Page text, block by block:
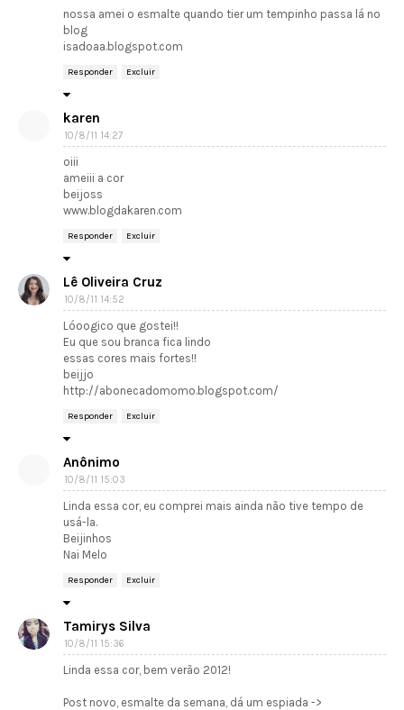
nossa amei o esmalte quando tier um tempinho passa lá no
blog
isadoaa.blogspot.com
Responder Excluir
karen
10/8/11 14:27
oiii
ameiii a cor
beijoss
www.blogdakaren.com
Responder Excluir
Lê Oliveira Cruz
10/8/11 14:52
Lóoogico que gostei!!
Eu que sou branca fica lindo
essas cores mais fortes!!
beijjo
http://abonecadomomo.blogspot.com/
Responder Excluir
Anônimo
10/8/11 15:03
Linda essa cor, eu comprei mais ainda não tive tempo de
usá-la.
Beijinhos
Nai Melo
Responder Excluir
Tamirys Silva
10/8/11 15:36
Linda essa cor, bem verão 2012!
Post novo, esmalte da semana, dá um espiada ->